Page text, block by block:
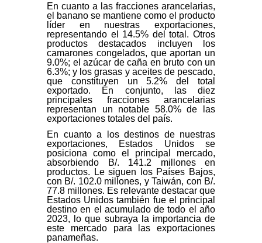
En cuanto a las fracciones arancelarias,
el banano se mantiene como el producto
líder en nuestras exportaciones,
representando el 14.5% del total. Otros
productos destacados incluyen los
camarones congelados, que aportan un
9.0%; el azúcar de caña en bruto con un
6.3%; y los grasas y aceites de pescado,
que constituyen un 5.2% del total
exportado. En conjunto, las diez
principales fracciones arancelarias
representan un notable 58.0% de las
exportaciones totales del país.
En cuanto a los destinos de nuestras
exportaciones, Estados Unidos se
posiciona como el principal mercado,
absorbiendo B/. 141.2 millones en
productos. Le siguen los Países Bajos,
con B/. 102.0 millones, y Taiwán, con B/.
77.8 millones. Es relevante destacar que
Estados Unidos también fue el principal
destino en el acumulado de todo el año
2023, lo que subraya la importancia de
este mercado para las exportaciones
panameñas.